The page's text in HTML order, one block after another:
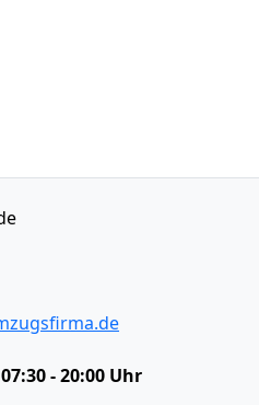
- 20:00 Uhr